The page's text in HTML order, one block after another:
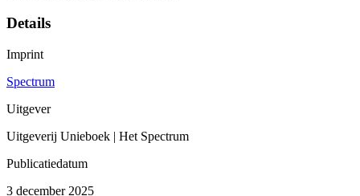
Details
Imprint
Spectrum
Uitgever
Uitgeverij Unieboek | Het Spectrum
Publicatiedatum
3 december 2025